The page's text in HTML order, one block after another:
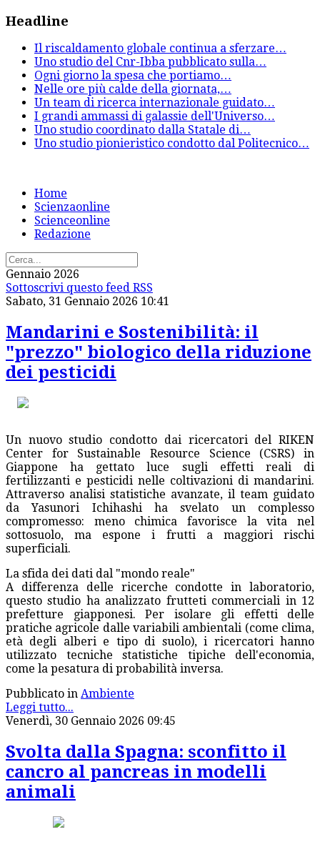
Headline
Il riscaldamento globale continua a sferzare…
Uno studio del Cnr-Ibba pubblicato sulla…
Ogni giorno la spesa che portiamo…
Nelle ore più calde della giornata,…
Un team di ricerca internazionale guidato…
I grandi ammassi di galassie dell'Universo…
Uno studio coordinato dalla Statale di…
Uno studio pionieristico condotto dal Politecnico…
Home
Scienzaonline
Scienceonline
Redazione
Gennaio 2026
Sottoscrivi questo feed RSS
Sabato, 31 Gennaio 2026 10:41
Mandarini e Sostenibilità: il
"prezzo" biologico della riduzione
dei pesticidi
Un nuovo studio condotto dai ricercatori del RIKEN
Center for Sustainable Resource Science (CSRS) in
Giappone ha gettato luce sugli effetti reali di
fertilizzanti e pesticidi nelle coltivazioni di mandarini.
Attraverso analisi statistiche avanzate, il team guidato
da Yasunori Ichihashi ha svelato un complesso
compromesso: meno chimica favorisce la vita nel
sottosuolo, ma espone i frutti a maggiori rischi
superficiali.
La sfida dei dati dal "mondo reale"
A differenza delle ricerche condotte in laboratorio,
questo studio ha analizzato frutteti commerciali in 12
prefetture giapponesi. Per isolare gli effetti delle
pratiche agricole dalle variabili ambientali (come clima,
età degli alberi e tipo di suolo), i ricercatori hanno
utilizzato tecniche statistiche tipiche dell'economia,
come la pesatura di probabilità inversa.
Pubblicato in Ambiente
Leggi tutto...
Venerdì, 30 Gennaio 2026 09:45
Svolta dalla Spagna: sconfitto il
cancro al pancreas in modelli
animali